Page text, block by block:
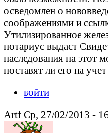
осведомлен о
соображениями и
Утилизированное
нотариус выдаст
наследования на этот
поставят ли его на
войти
Artf Ср, 27/02/2013 -